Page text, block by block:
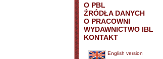
O PBL
ŹRÓDŁA DANYCH
O PRACOWNI
WYDAWNICTWO IBL
KONTAKT
English version